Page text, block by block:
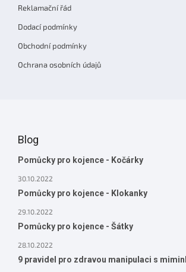
Reklamační řád
Dodací podmínky
Obchodní podmínky
Ochrana osobních údajů
Blog
Pomůcky pro kojence - Kočárky
30.10.2022
Pomůcky pro kojence - Klokanky
29.10.2022
Pomůcky pro kojence - Šátky
28.10.2022
9 pravidel pro zdravou manipulaci s